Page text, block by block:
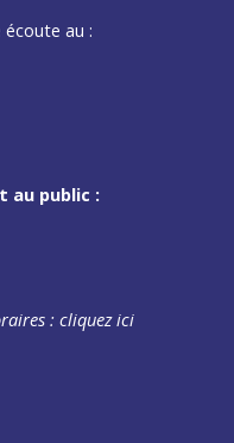
au :
au public :
:cliquez ici